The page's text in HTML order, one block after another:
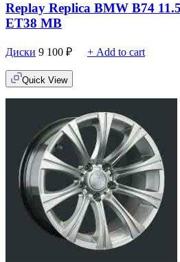
Replay Replica BMW B74
ET38 MB
Диски 9 100 ₽ + Add to cart
Quick View